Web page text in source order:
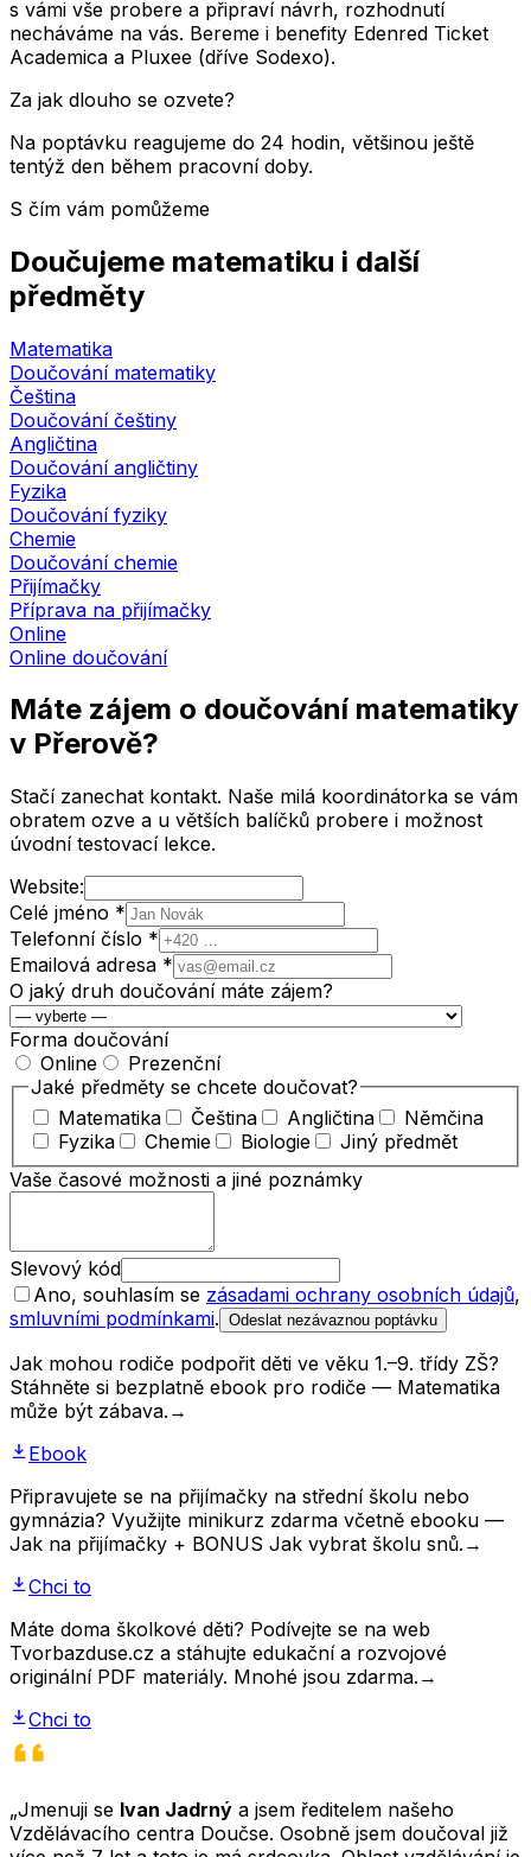
s vámi vše probere a připraví návrh, rozhodnutí
necháváme na vás. Bereme i benefity Edenred Ticket
Academica a Pluxee (dříve Sodexo).
Za jak dlouho se ozvete?
Na poptávku reagujeme do 24 hodin, většinou ještě
tentýž den během pracovní doby.
S čím vám pomůžeme
Doučujeme matematiku i další
předměty
Matematika
Doučování matematiky
Čeština
Doučování češtiny
Angličtina
Doučování angličtiny
Fyzika
Doučování fyziky
Chemie
Doučování chemie
Přijímačky
Příprava na přijímačky
Online
Online doučování
Máte zájem o doučování matematiky
v Přerově?
Stačí zanechat kontakt. Naše milá koordinátorka se vám
obratem ozve a u větších balíčků probere i možnost
úvodní testovací lekce.
Website:
Celé jméno *
Telefonní číslo *
Emailová adresa *
O jaký druh doučování máte zájem?
Forma doučování
Online
Prezenční
Jaké předměty se chcete doučovat?
Matematika
Čeština Angličtina
Němčina
Fyzika
Chemie Biologie
Jiný předmět
Vaše časové možnosti a jiné poznámky
Slevový kód
Ano, souhlasím se zásadami ochrany osobních údajů,
smluvními podmínkami. Odeslat nezávaznou poptávku
Jak mohou rodiče podpořit děti ve věku 1.–9. třídy ZŠ?
Stáhněte si bezplatně ebook pro rodiče — Matematika
může být zábava. →
Ebook
Připravujete se na přijímačky na střední školu nebo
gymnázia? Využijte minikurz zdarma včetně ebooku —
Jak na přijímačky + BONUS Jak vybrat školu snů. →
Chci to
Máte doma školkové děti? Podívejte se na web
Tvorbazduse.cz a stáhujte edukační a rozvojové
originální PDF materiály. Mnohé jsou zdarma. →
Chci to
„Jmenuji se Ivan Jadrný a jsem ředitelem našeho
Vzdělávacího centra Doučse. Osobně jsem doučoval již